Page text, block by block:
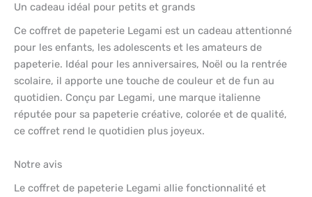
Un cadeau idéal pour petits et grands
Ce coffret de papeterie Legami est un cadeau attentionné
pour les enfants, les adolescents et les amateurs de
papeterie. Idéal pour les anniversaires, Noël ou la rentrée
scolaire, il apporte une touche de couleur et de fun au
quotidien. Conçu par Legami, une marque italienne
réputée pour sa papeterie créative, colorée et de qualité,
ce coffret rend le quotidien plus joyeux.
Notre avis
Le coffret de papeterie Legami allie fonctionnalité et